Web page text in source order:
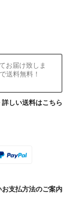
お届け致しま
送料無料！
詳しい送料はこちら
お支払方法のご案内